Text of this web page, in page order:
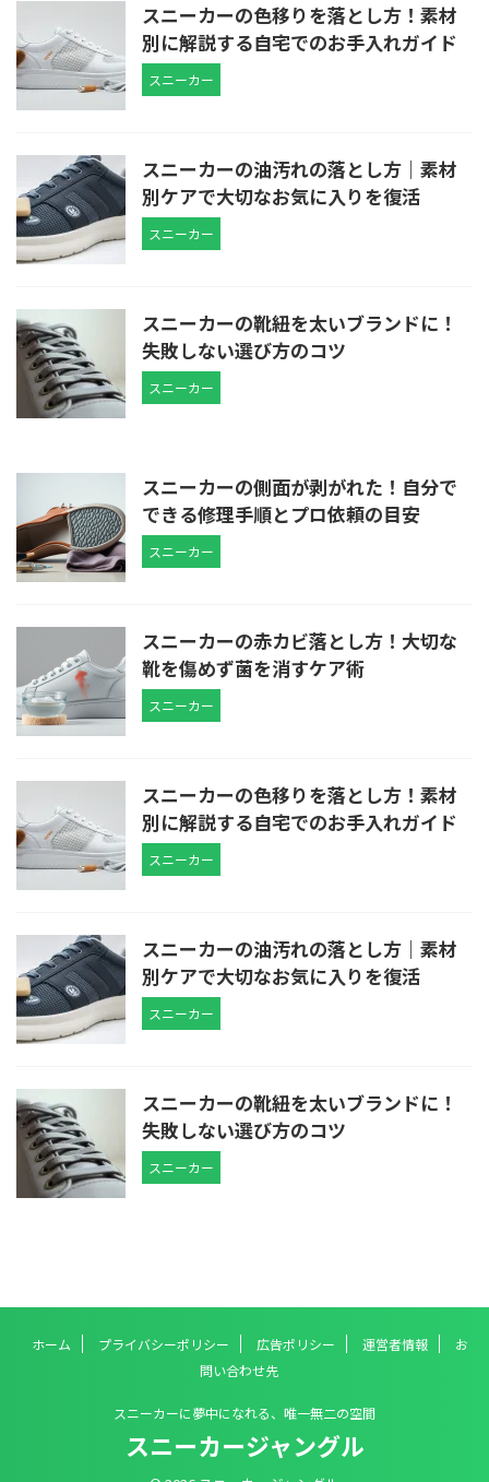
スニーカーの色移りを落とし方！素材
別に解説する自宅でのお手入れガイド
スニーカー
スニーカーの油汚れの落とし方｜素材
別ケアで大切なお気に入りを復活
スニーカー
スニーカーの靴紐を太いブランドに！
失敗しない選び方のコツ
スニーカー
スニーカーの側面が剥がれた！自分で
できる修理手順とプロ依頼の目安
スニーカー
スニーカーの赤カビ落とし方！大切な
靴を傷めず菌を消すケア術
スニーカー
スニーカーの色移りを落とし方！素材
別に解説する自宅でのお手入れガイド
スニーカー
スニーカーの油汚れの落とし方｜素材
別ケアで大切なお気に入りを復活
スニーカー
スニーカーの靴紐を太いブランドに！
失敗しない選び方のコツ
スニーカー
ホーム プライバシーポリシー 広告ポリシー 運営者情報
お
問い合わせ先
スニーカーに夢中になれる、唯一無二の空間
スニーカージャングル